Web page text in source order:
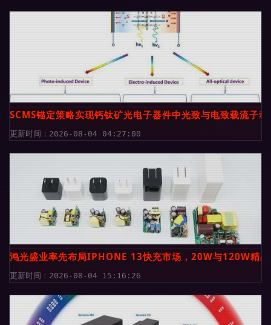
SCMS锚定策略实现钙钛矿光电子器件中光致与电致载流子
更新时间：2026-08-04 04:27:00
鸿光盛业率先布局IPHONE 13快充市场，20W与120W精
更新时间：2026-08-04 15:16:26